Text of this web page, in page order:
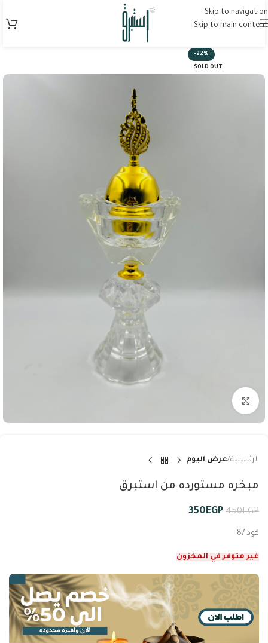
Skip to navigation
Skip to main content
-22%
SOLD OUT
الرئيسية عرض اليوم
مبخره مستورده من استبرق
450EGP
350EGP
كود 87
غير متوفر في المخزون